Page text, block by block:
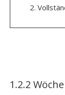
2.
1.2.2